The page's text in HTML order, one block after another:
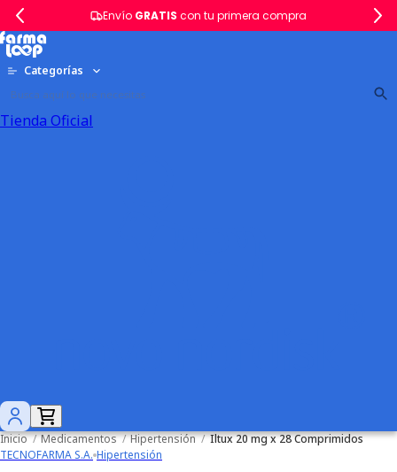
Envío GRATIS con tu primera compra
Categorías
Tienda Oficial
Inicio / Medicamentos / Hipertensión / Iltux 20 mg x 28 Comprimidos
TECNOFARMA S.A. Hipertensión